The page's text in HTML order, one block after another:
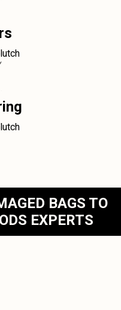
BAGS TO
EXPERTS